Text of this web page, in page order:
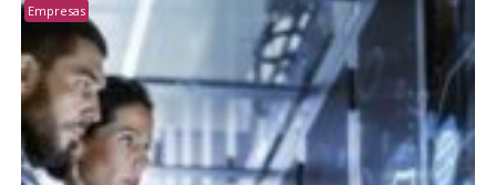
Empresas